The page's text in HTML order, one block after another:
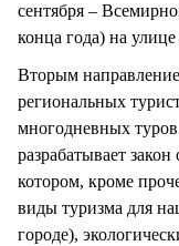
сентября –
конца года) на
Вторым
региональных
многодневных
разрабатывает
котором, кроме
виды туризма для
городе),